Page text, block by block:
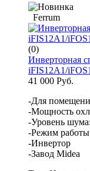
Ferrum
(0)
Инверторная
iFIS12A1/
41 000 Руб.
-Для
-Мощность
-Уровень
-Режим
-Инвертор
-Завод Midea